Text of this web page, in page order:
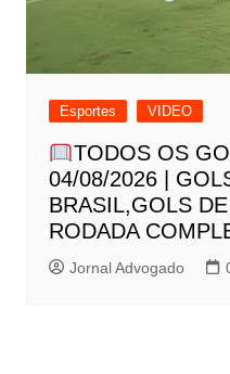
Esportes VIDEO
TODOS OS
04/08/2026 |
BRASIL,GOLS
RODADA
Jornal Advogado